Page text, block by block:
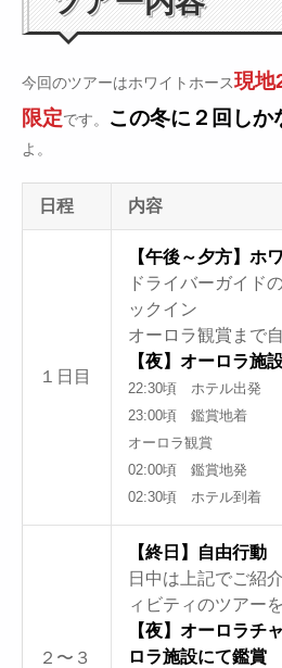
今回のツアーはホワイトホース現地
限定です。 この冬に２回しか
よ。
日程 内容
１日目
【午後～夕方】ホ
ドライバーガイド
ックイン
オーロラ観賞まで
【夜】オーロラ施
22:30頃 ホテル出発
23:00頃 鑑賞地着
オーロラ観賞
02:00頃 鑑賞地発
02:30頃 ホテル到着
２〜３
【終日】自由行動
日中は上記でご紹
ィビティのツアー
【夜】オーロラチ
ロラ施設にて鑑賞